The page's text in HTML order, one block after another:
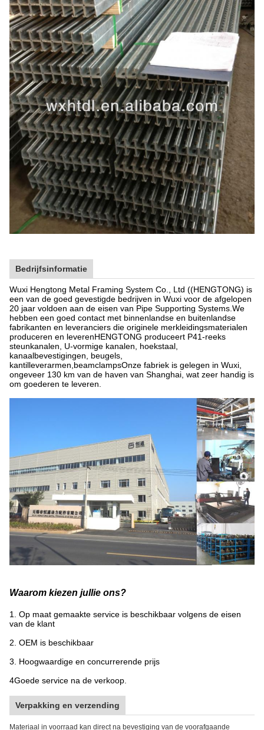
Bedrijfsinformatie
Wuxi Hengtong Metal Framing System Co., Ltd ((HENGTONG) is
een van de goed gevestigde bedrijven in Wuxi voor de afgelopen
20 jaar voldoen aan de eisen van Pipe Supporting Systems.We
hebben een goed contact met binnenlandse en buitenlandse
fabrikanten en leveranciers die originele merkleidingsmaterialen
produceren en leverenHENGTONG produceert P41-reeks
steunkanalen, U-vormige kanalen, hoekstaal,
kanaalbevestigingen, beugels,
kantilleverarmen,beamclampsOnze fabriek is gelegen in Wuxi,
ongeveer 130 km van de haven van Shanghai, wat zeer handig is
om goederen te leveren.
Waarom kiezen jullie ons?
1. Op maat gemaakte service is beschikbaar volgens de eisen
van de klant
2. OEM is beschikbaar
3. Hoogwaardige en concurrerende prijs
4Goede service na de verkoop.
Verpakking en verzending
Materiaal in voorraad kan direct na bevestiging van de voorafgaande